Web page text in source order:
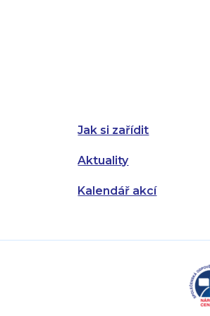
Jak si zařídit
Aktuality
Kalendář akcí